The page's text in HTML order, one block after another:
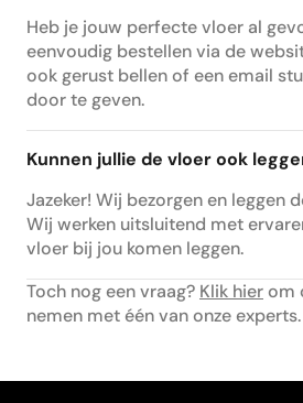
Heb je jouw perfecte vloer al
eenvoudig bestellen via de
ook gerust bellen of een email
door te geven.
Kunnen jullie de vloer ook
Jazeker! Wij bezorgen en leggen
Wij werken uitsluitend met
vloer bij jou komen leggen.
Toch nog een vraag? Klik hier om
nemen met één van onze experts.